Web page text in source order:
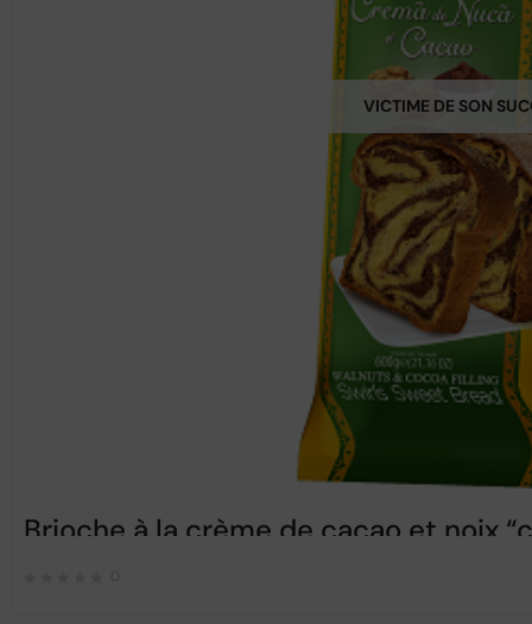
VICTIME DE SON
Brioche à la crème de cacao et noix